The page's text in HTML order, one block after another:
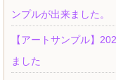
ンプルが出来ました。
【アートサンプル】
ました